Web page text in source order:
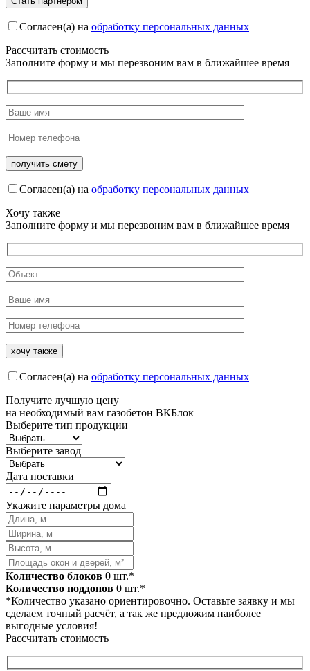
Согласен(а) на обработку персональных данных
Рассчитать стоимость
Заполните форму и мы перезвоним вам в ближайшее время
Согласен(а) на обработку персональных данных
Хочу также
Заполните форму и мы перезвоним вам в ближайшее время
Согласен(а) на обработку персональных данных
Получите лучшую цену
на необходимый вам газобетон ВКБлок
Выберите тип продукции
Выберите завод
Дата поставки
Укажите параметры дома
Количество блоков 0 шт.*
Количество поддонов 0 шт.*
*Количество указано ориентировочно. Оставьте заявку и мы
сделаем точный расчёт, а так же предложим наиболее
выгодные условия!
Рассчитать стоимость